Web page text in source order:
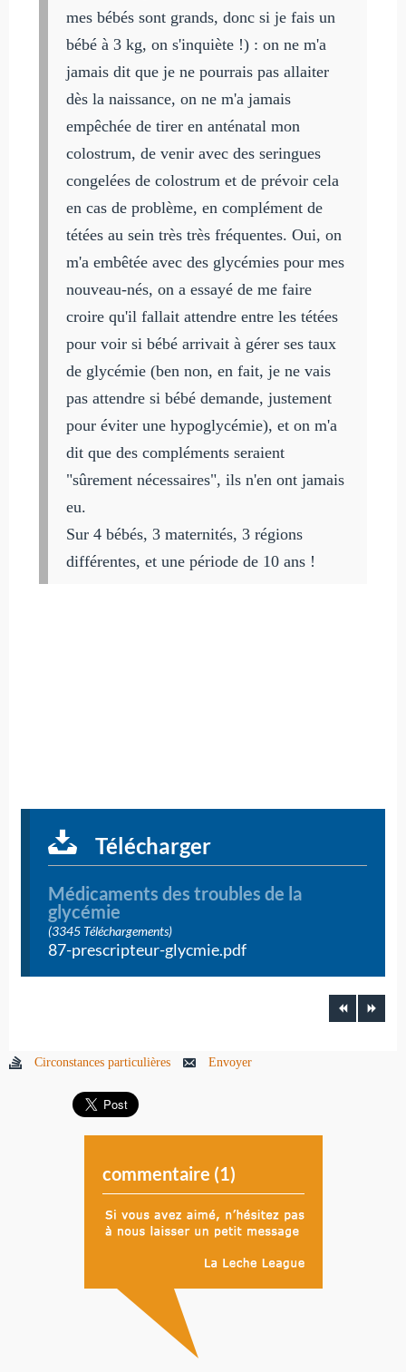
mes bébés sont grands, donc si je fais un
bébé à 3 kg, on s'inquiète !) : on ne m'a
jamais dit que je ne pourrais pas allaiter
dès la naissance, on ne m'a jamais
empêchée de tirer en anténatal mon
colostrum, de venir avec des seringues
congelées de colostrum et de prévoir cela
en cas de problème, en complément de
tétées au sein très très fréquentes. Oui, on
m'a embêtée avec des glycémies pour mes
nouveau-nés, on a essayé de me faire
croire qu'il fallait attendre entre les tétées
pour voir si bébé arrivait à gérer ses taux
de glycémie (ben non, en fait, je ne vais
pas attendre si bébé demande, justement
pour éviter une hypoglycémie), et on m'a
dit que des compléments seraient
"sûrement nécessaires", ils n'en ont jamais
eu.
Sur 4 bébés, 3 maternités, 3 régions
différentes, et une période de 10 ans !
Télécharger
Médicaments des troubles de la
glycémie
(3345 Téléchargements)
87-prescripteur-glycmie.pdf
Circonstances particulières Envoyer
commentaire (1)